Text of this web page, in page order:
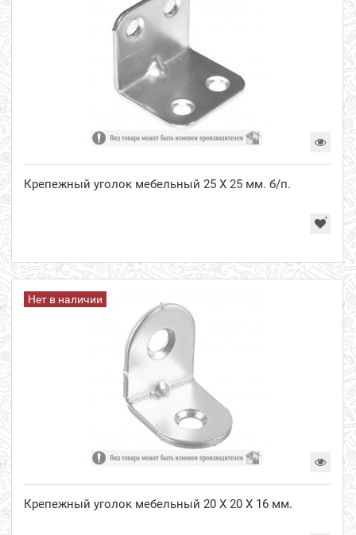
Крепежный уголок мебельный 25 Х 25 мм. б/п.
Нет в наличии
Крепежный уголок мебельный 20 Х 20 Х 16 мм.